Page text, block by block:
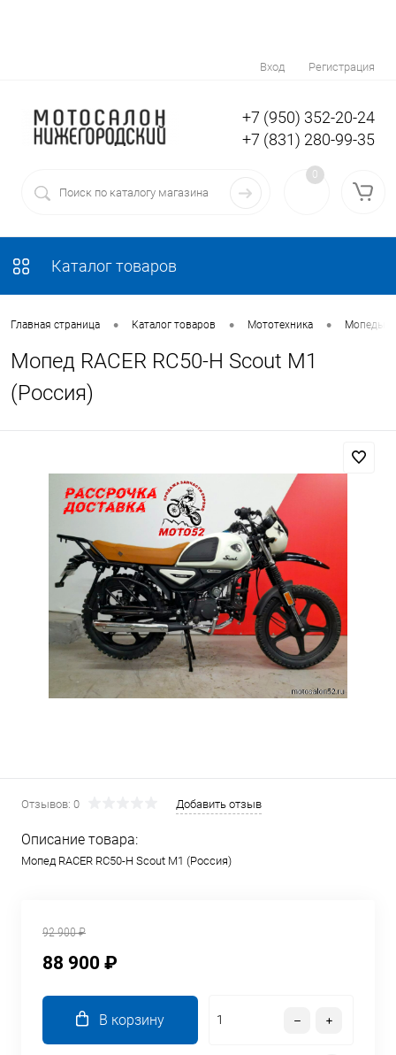
Вход Регистрация
+7 (950) 352-20-24
+7 (831) 280-99-35
0
Каталог товаров
Главная страница • Каталог товаров • Мототехника • Мопеды
Мопед RACER RC50-H Scout M1
(Россия)
Отзывов: 0 Добавить отзыв
Описание товара:
Мопед RACER RC50-H Scout M1 (Россия)
92 900 ₽
88 900 ₽
В корзину